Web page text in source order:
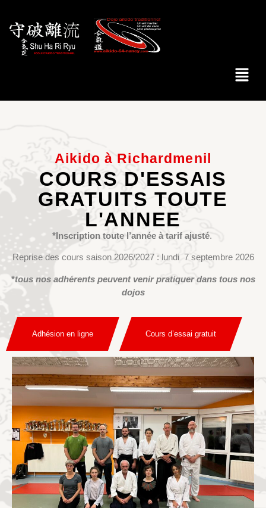
Aikido à Richardmenil
COURS D'ESSAIS
GRATUITS TOUTE
L'ANNEE
*Inscription toute l’année à tarif ajusté.
Reprise des cours saison 2026/2027 : lundi 7 septembre 2026
*tous nos adhérents peuvent venir pratiquer dans tous nos
dojos
Adhésion en ligne Cours d’essai gratuit